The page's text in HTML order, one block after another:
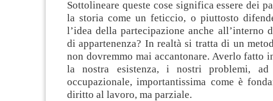
Sottolineare queste cose significa essere dei
la storia come un feticcio, o piuttosto
l’idea della partecipazione anche all’interno
di appartenenza? In realtà si tratta di un
non dovremmo mai accantonare. Averlo fatto
la nostra esistenza, i nostri problemi, ad
occupazionale, importantissima come è
diritto al lavoro, ma parziale.